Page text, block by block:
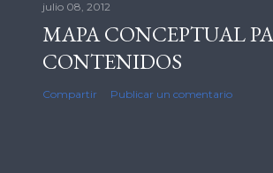
julio 08, 2012
MAPA CONCEPTUAL
CONTENIDOS
Compartir Publicar un comentario